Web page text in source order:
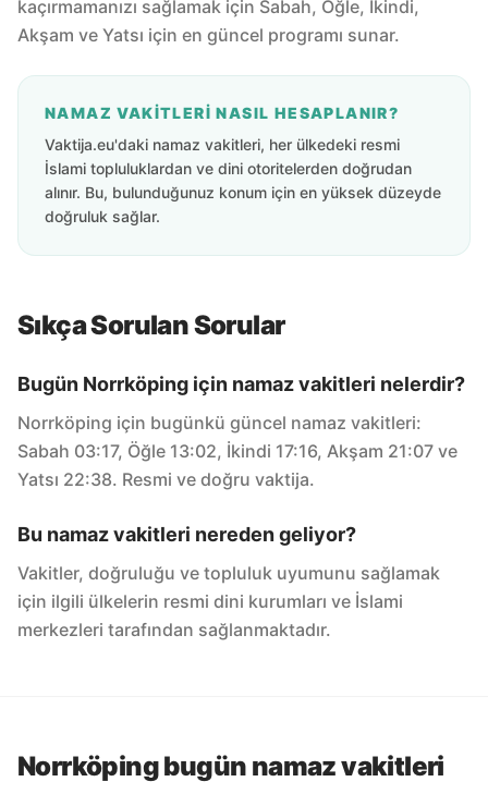
kaçırmamanızı sağlamak için Sabah, Öğle, İkindi,
Akşam ve Yatsı için en güncel programı sunar.
NAMAZ VAKITLERI NASIL HESAPLANIR?
Vaktija.eu'daki namaz vakitleri, her ülkedeki resmi
İslami topluluklardan ve dini otoritelerden doğrudan
alınır. Bu, bulunduğunuz konum için en yüksek düzeyde
doğruluk sağlar.
Sıkça Sorulan Sorular
Bugün Norrköping için namaz vakitleri nelerdir?
Norrköping için bugünkü güncel namaz vakitleri:
Sabah 03:17, Öğle 13:02, İkindi 17:16, Akşam 21:07 ve
Yatsı 22:38. Resmi ve doğru vaktija.
Bu namaz vakitleri nereden geliyor?
Vakitler, doğruluğu ve topluluk uyumunu sağlamak
için ilgili ülkelerin resmi dini kurumları ve İslami
merkezleri tarafından sağlanmaktadır.
Norrköping bugün namaz vakitleri